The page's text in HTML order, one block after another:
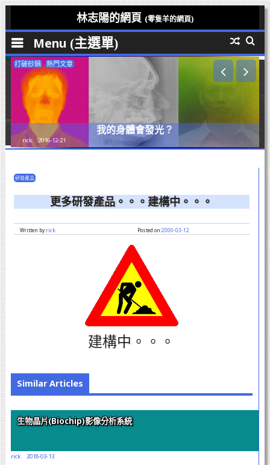
to
content
林志陽的網頁 (零隻羊的網頁)
Menu
打破砂鍋 熱門文章
我的身體會發光？
rick 2016-12-21
研發產品
更多研發產品。。。建構中。。。
Written by:rick Posted on:2000-03-12
建構中。。。
Similar Articles
生物晶片(Biochip)影像分析系統
rick 2018-03-13